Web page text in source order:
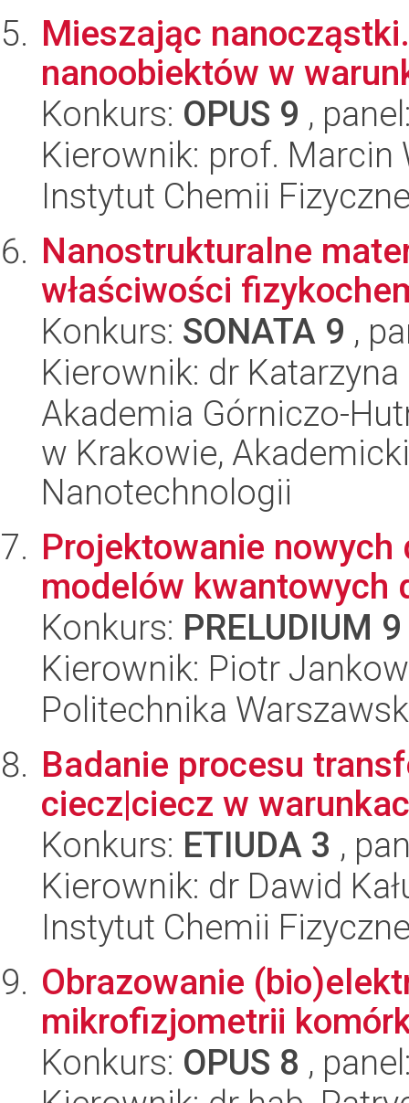
Mieszając
nanoobiektów w
Konkurs: OPUS 9 ,
Kierownik: prof. Marcin
Instytut Chemii
Nanostrukturalne
właściwości
Konkurs: SONATA 9 ,
Kierownik: dr
Akademia Górniczo-
w Krakowie,
Nanotechnologii
Projektowanie
modelów kwantowych
Konkurs: PRELUDIUM 9
Kierownik: Piotr
Politechnika
Badanie procesu
ciecz|ciecz w
Konkurs: ETIUDA 3 ,
Kierownik: dr Dawid
Instytut Chemii
Obrazowanie
mikrofizjometrii
Konkurs: OPUS 8 ,